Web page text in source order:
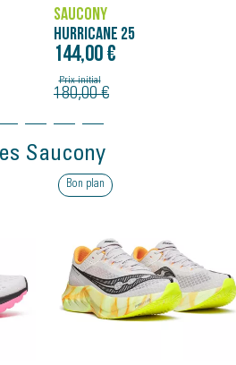
végan et contient des matériaux
SAUCONY
HURRICANE 25
144,00 €
Prix initial
180,00 €
Saucony
Bon plan